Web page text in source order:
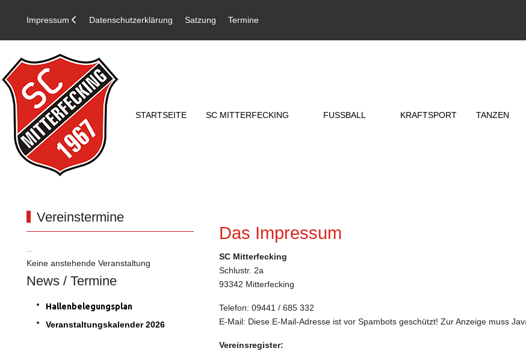
Impressum Datenschutzerklärung Satzung Termine
STARTSEITE SC MITTERFECKING FUSSBALL KRAFTSPORT TANZEN
Vereinstermine
Keine anstehende Veranstaltung
News / Termine
Hallenbelegungsplan
Veranstaltungskalender 2026
Das Impressum
SC Mitterfecking
Schlustr. 2a
93342 Mitterfecking
Telefon: 09441 / 685 332
E-Mail: Diese E-Mail-Adresse ist vor Spambots geschützt! Zur Anzeige muss
Vereinsregister: